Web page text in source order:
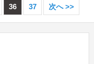
36 37 次へ >>